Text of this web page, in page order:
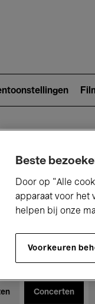
Concerten
Beste
Door op “Alle
apparaat voor het
helpen bij onze
Voorkeuren